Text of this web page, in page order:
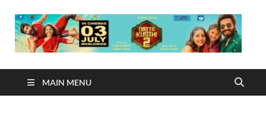
MAIN MENU